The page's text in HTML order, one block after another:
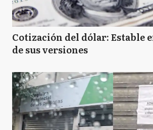
Cotización del dólar: Estable
de sus versiones